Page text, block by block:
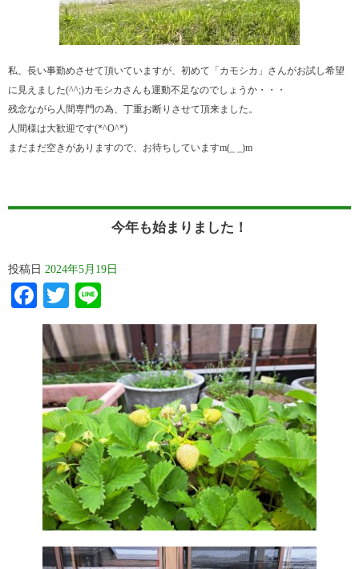
私、長い事勤めさせて頂いていますが、初めて「カモシカ」さんがお試し希望
に見えました(^^;)カモシカさんも運動不足なのでしょうか・・・
残念ながら人間専門の為、丁重お断りさせて頂来ました。
人間様は大歓迎です(*^O^*)
まだまだ空きがありますので、お待ちしていますm(_ _)m
今年も始まりました！
投稿日 2024年5月19日
Facebook
Twitter